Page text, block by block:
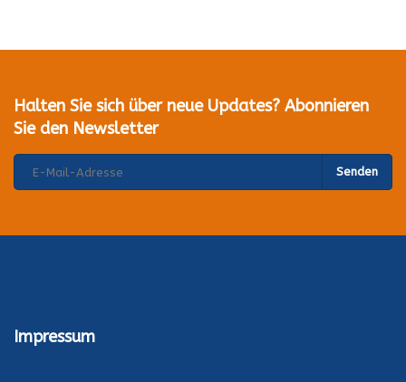
Halten Sie sich über neue Updates? Abonnieren
Sie den Newsletter
Senden
Impressum